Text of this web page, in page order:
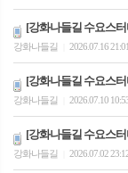
[강화나들길 수요스터
강화나들길 2026.07.16 21:01
[강화나들길 수요스터
강화나들길 2026.07.10
[강화나들길 수요스터
강화나들길 2026.07.02